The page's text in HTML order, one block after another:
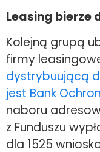
Leasing bierze
Kolejną grupą
firmy
dystrybuującą
jest Bank
naboru
z Funduszu
dla 1525